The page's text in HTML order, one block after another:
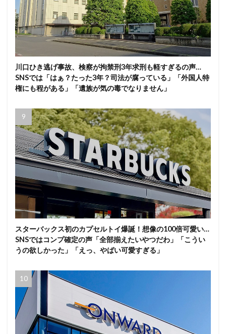
川口ひき逃げ事故、検察が拘禁刑3年求刑も軽すぎるの声…
SNSでは「はぁ？たった3年？司法が腐っている」「外国人特
権にも程がある」「遺族が気の毒でなりません」
スターバックス初のカプセルトイ爆誕！想像の100倍可愛い…
SNSではコンプ確定の声「全部揃えたいやつだわ」「こうい
うの欲しかった」「えっ、やばい可愛すぎる」